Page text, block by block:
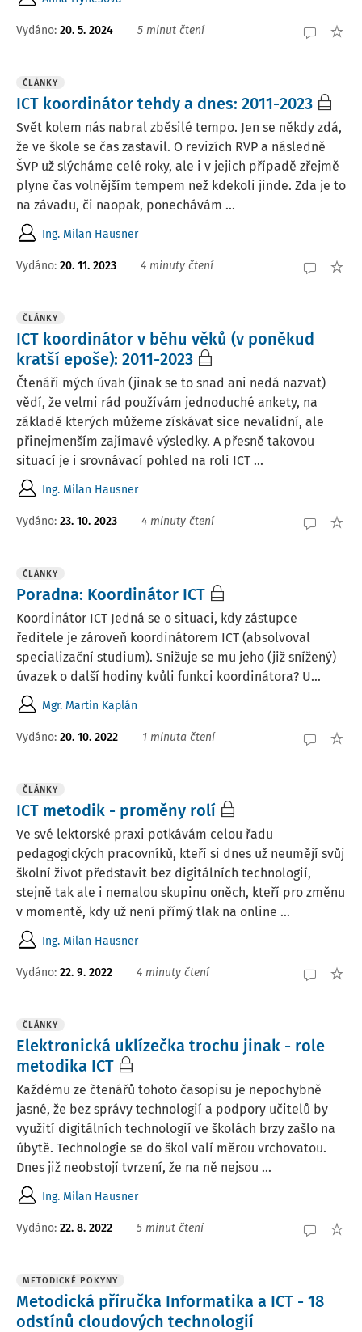
Vydáno: 20. 5. 2024 5 minut čtení
ČLÁNKY
ICT koordinátor tehdy a dnes: 2011-2023
Svět kolem nás nabral zběsilé tempo. Jen se někdy zdá,
že ve škole se čas zastavil. O revizích RVP a následně
ŠVP už slýcháme celé roky, ale i v jejich případě zřejmě
plyne čas volnějším tempem než kdekoli jinde. Zda je to
na závadu, či naopak, ponechávám ...
Ing. Milan Hausner
Vydáno: 20. 11. 2023 4 minuty čtení
ČLÁNKY
ICT koordinátor v běhu věků (v poněkud
kratší epoše): 2011-2023
Čtenáři mých úvah (jinak se to snad ani nedá nazvat)
vědí, že velmi rád používám jednoduché ankety, na
základě kterých můžeme získávat sice nevalidní, ale
přinejmenším zajímavé výsledky. A přesně takovou
situací je i srovnávací pohled na roli ICT ...
Ing. Milan Hausner
Vydáno: 23. 10. 2023 4 minuty čtení
ČLÁNKY
Poradna: Koordinátor ICT
Koordinátor ICT Jedná se o situaci, kdy zástupce
ředitele je zároveň koordinátorem ICT (absolvoval
specializační studium). Snižuje se mu jeho (již snížený)
úvazek o další hodiny kvůli funkci koordinátora? U...
Mgr. Martin Kaplán
Vydáno: 20. 10. 2022 1 minuta čtení
ČLÁNKY
ICT metodik - proměny rolí
Ve své lektorské praxi potkávám celou řadu
pedagogických pracovníků, kteří si dnes už neumějí svůj
školní život představit bez digitálních technologií,
stejně tak ale i nemalou skupinu oněch, kteří pro změnu
v momentě, kdy už není přímý tlak na online ...
Ing. Milan Hausner
Vydáno: 22. 9. 2022 4 minuty čtení
ČLÁNKY
Elektronická uklízečka trochu jinak - role
metodika ICT
Každému ze čtenářů tohoto časopisu je nepochybně
jasné, že bez správy technologií a podpory učitelů by
využití digitálních technologií ve školách brzy zašlo na
úbytě. Technologie se do škol valí měrou vrchovatou.
Dnes již neobstojí tvrzení, že na ně nejsou ...
Ing. Milan Hausner
Vydáno: 22. 8. 2022 5 minut čtení
METODICKÉ POKYNY
Metodická příručka Informatika a ICT - 18
odstínů cloudových technologií